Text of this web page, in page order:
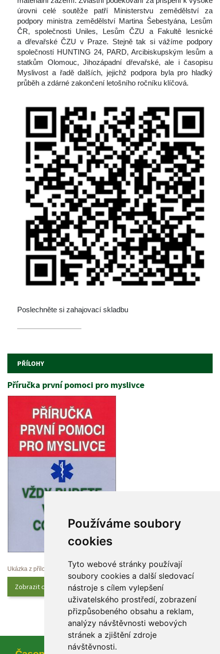
Používáme soubory
cookie
Tyto webové stránky používají
oubory cookies a další sledovací
nástroje s cílem vylepšení
uživatelského prostředí, zobrazení
přizpůsobeného obsahu a reklam,
analýzy návštěvnosti webových
tránek a zjištění zdroje
návštěvnosti.
úrovni celé soutěže patří Ministerstvu zemědělství za
podpory ministra zemědělství Martina Šebestyána, Lesům
ČR, společnosti Uniles, Lesům ČZU a Fakultě lesnické
a dřevařské ČZU v Praze. Stejně tak si vážíme podpory
polečností HUNTING 24, PARD, Arcibiskupským lesům a
tatkům Olomouc, Jihozápadní dřevařské, ale i časopisu
Myslivost a řadě dalších, jejichž podpora byla pro hladký
průběh a zdárné zakončení letošního ročníku klíčová.
Poslechněte si zahajovací skladbu
PŘÍLOHY
Příručka první pomoci pro myslivce
Ukázka z přílohy
Zobrazit celý obsah